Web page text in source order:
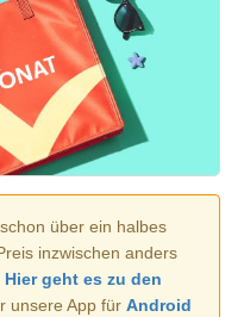
über ein halbes
inzwischen anders
Hier geht es zu den
unsere App für Android